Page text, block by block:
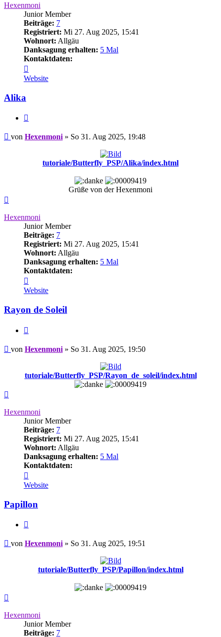
Hexenmoni
Junior Member
Beiträge: 7
Registriert: Mi 27. Aug 2025, 15:41
Wohnort: Allgäu
Danksagung erhalten: 5 Mal
Kontaktdaten:
von
Hexenmoni
Website
Alika
Beitrag
von Hexenmoni » So 31. Aug 2025, 19:48
tutoriale/Butterfly_PSP/Alika/index.html
Grüße von der Hexenmoni
Hexenmoni
Junior Member
Beiträge: 7
Registriert: Mi 27. Aug 2025, 15:41
Wohnort: Allgäu
Danksagung erhalten: 5 Mal
Kontaktdaten:
von
Hexenmoni
Website
Rayon de Soleil
Beitrag
von Hexenmoni » So 31. Aug 2025, 19:50
tutoriale/Butterfly_PSP/Rayon_de_soleil/index.html
Hexenmoni
Junior Member
Beiträge: 7
Registriert: Mi 27. Aug 2025, 15:41
Wohnort: Allgäu
Danksagung erhalten: 5 Mal
Kontaktdaten:
von
Hexenmoni
Website
Papillon
Beitrag
von Hexenmoni » So 31. Aug 2025, 19:51
tutoriale/Butterfly_PSP/Papillon/index.html
Hexenmoni
Junior Member
Beiträge: 7